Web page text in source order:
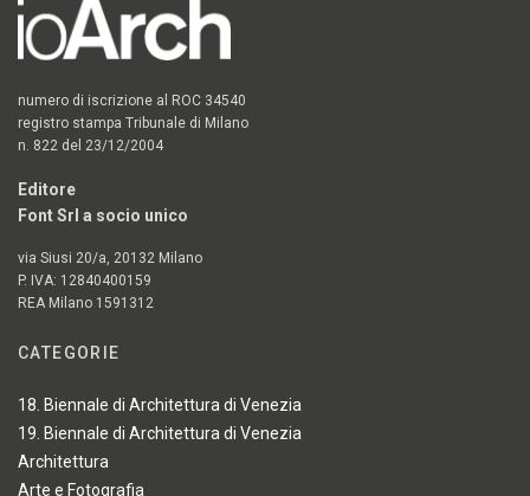
numero di iscrizione al ROC 34540
registro stampa Tribunale di Milano
n. 822 del 23/12/2004
Editore
Font Srl a socio unico
via Siusi 20/a, 20132 Milano
P. IVA: 12840400159
REA Milano 1591312
CATEGORIE
18. Biennale di Architettura di Venezia
19. Biennale di Architettura di Venezia
Architettura
Arte e Fotografia